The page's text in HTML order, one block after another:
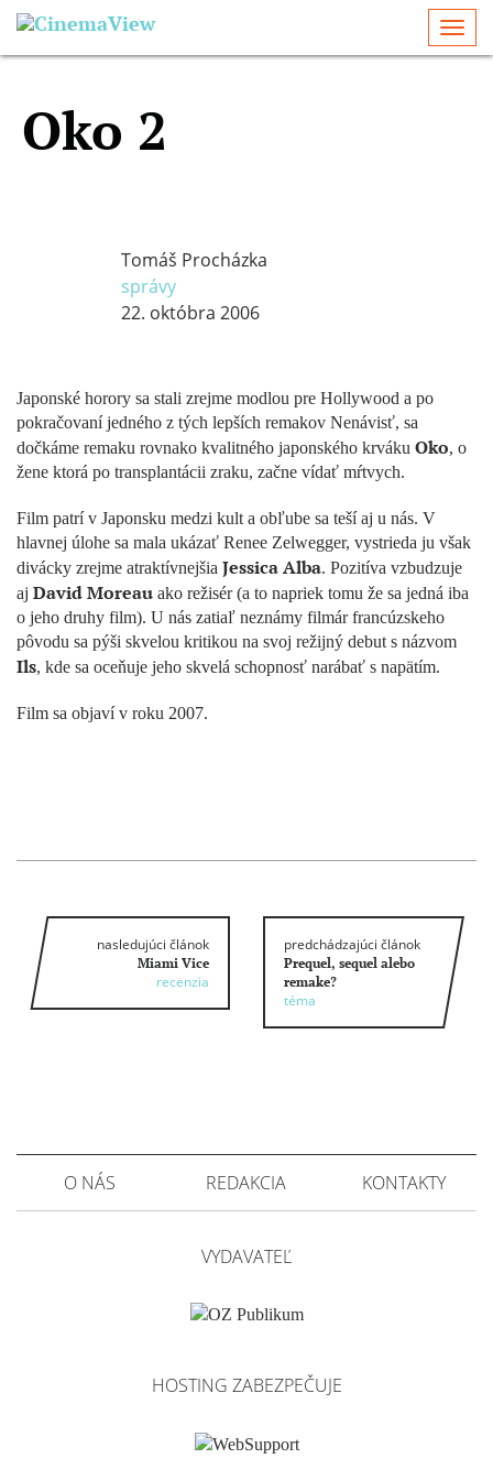
Oko 2
Tomáš Procházka
správy
22. októbra 2006
Japonské horory sa stali zrejme modlou pre Hollywood a po
pokračovaní jedného z tých lepších remakov Nenávisť, sa
dočkáme remaku rovnako kvalitného japonského krváku Oko, o
žene ktorá po transplantácii zraku, začne vídať mŕtvych.
Film patrí v Japonsku medzi kult a obľube sa teší aj u nás. V
hlavnej úlohe sa mala ukázať Renee Zelwegger, vystrieda ju však
divácky zrejme atraktívnejšia Jessica Alba. Pozitíva vzbudzuje
aj David Moreau ako režisér (a to napriek tomu že sa jedná iba
o jeho druhy film). U nás zatiaľ neznámy filmár francúzskeho
pôvodu sa pýši skvelou kritikou na svoj režijný debut s názvom
Ils, kde sa oceňuje jeho skvelá schopnosť narábať s napätím.
Film sa objaví v roku 2007.
nasledujúci článok
Miami Vice
recenzia
predchádzajúci článok
Prequel, sequel alebo
remake?
téma
O NÁS REDAKCIA KONTAKTY
VYDAVATEĽ
HOSTING ZABEZPEČUJE